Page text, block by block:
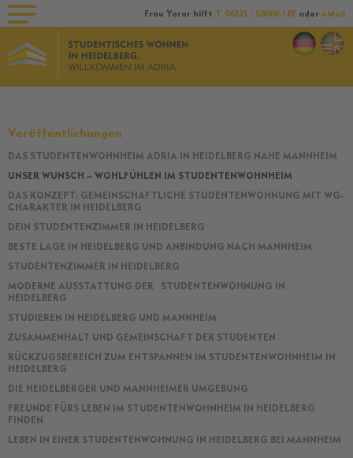
Veröffentlichungen
Navigation
überspringen
DAS STUDENTENWOHNHEIM ADRIA IN HEIDELBERG NAHE MANNHEIM
UNSER WUNSCH – WOHLFÜHLEN IM STUDENTENWOHNHEIM
DAS KONZEPT: GEMEINSCHAFTLICHE STUDENTENWOHNUNG MIT WG-
CHARAKTER IN HEIDELBERG
DEIN STUDENTENZIMMER IN HEIDELBERG
BESTE LAGE IN HEIDELBERG UND ANBINDUNG NACH MANNHEIM
STUDENTENZIMMER IN HEIDELBERG
MODERNE AUSSTATTUNG DER STUDENTENWOHNUNG IN
HEIDELBERG
STUDIEREN IN HEIDELBERG UND MANNHEIM
ZUSAMMENHALT UND GEMEINSCHAFT DER STUDENTEN
RÜCKZUGSBEREICH ZUM ENTSPANNEN IM STUDENTENWOHNHEIM IN
HEIDELBERG
DIE HEIDELBERGER UND MANNHEIMER UMGEBUNG
FREUNDE FÜRS LEBEN IM STUDENTENWOHNHEIM IN HEIDELBERG
FINDEN
LEBEN IN EINER STUDENTENWOHNUNG IN HEIDELBERG BEI MANNHEIM
Frau Yarar hilft T 06221 / 58606-187 oder eMail